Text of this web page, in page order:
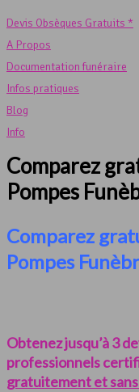
Devis Obsèques Gratuits *
A Propos
Documentation funéraire
Infos pratiques
Blog
Info
Comparez
Pompes
Comparez
Pompes
Obtenez jusqu’à 3
professionnels
gratuitement et